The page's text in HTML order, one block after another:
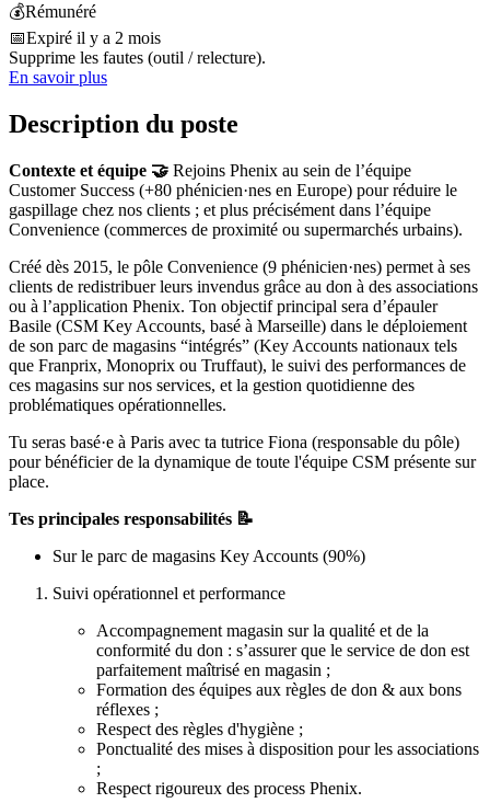
💰Rémunéré
📅Expiré il y a 2 mois
Supprime les fautes (outil / relecture).
En savoir plus
Description du poste
Contexte et équipe 🤝 Rejoins Phenix au sein de l’équipe
Customer Success (+80 phénicien·nes en Europe) pour réduire le
gaspillage chez nos clients ; et plus précisément dans l’équipe
Convenience (commerces de proximité ou supermarchés urbains).
Créé dès 2015, le pôle Convenience (9 phénicien·nes) permet à ses
clients de redistribuer leurs invendus grâce au don à des associations
ou à l’application Phenix. Ton objectif principal sera d’épauler
Basile (CSM Key Accounts, basé à Marseille) dans le déploiement
de son parc de magasins “intégrés” (Key Accounts nationaux tels
que Franprix, Monoprix ou Truffaut), le suivi des performances de
ces magasins sur nos services, et la gestion quotidienne des
problématiques opérationnelles.
Tu seras basé·e à Paris avec ta tutrice Fiona (responsable du pôle)
pour bénéficier de la dynamique de toute l'équipe CSM présente sur
place.
Tes principales responsabilités 📝
Sur le parc de magasins Key Accounts (90%)
Suivi opérationnel et performance
Accompagnement magasin sur la qualité et de la
conformité du don : s’assurer que le service de don est
parfaitement maîtrisé en magasin ;
Formation des équipes aux règles de don & aux bons
réflexes ;
Respect des règles d'hygiène ;
Ponctualité des mises à disposition pour les associations
;
Respect rigoureux des process Phenix.